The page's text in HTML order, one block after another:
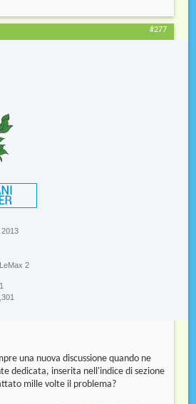
#277
2013
2
una nuova discussione quando ne
dedicata, inserita nell'indice di sezione
mille volte il problema?